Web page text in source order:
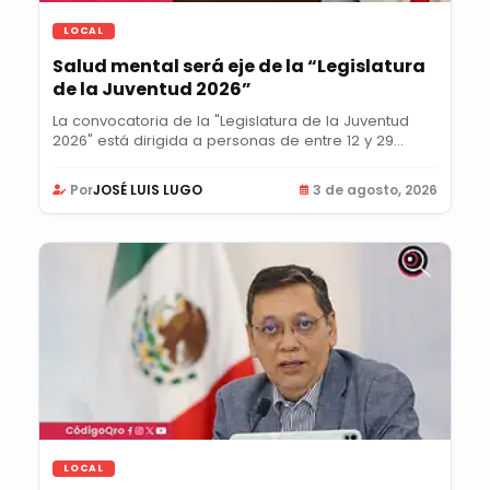
LOCAL
Salud mental será eje de la “Legislatura
de la Juventud 2026”
La convocatoria de la "Legislatura de la Juventud
2026" está dirigida a personas de entre 12 y 29...
PorJOSÉ LUIS LUGO 3 de agosto, 2026
LOCAL